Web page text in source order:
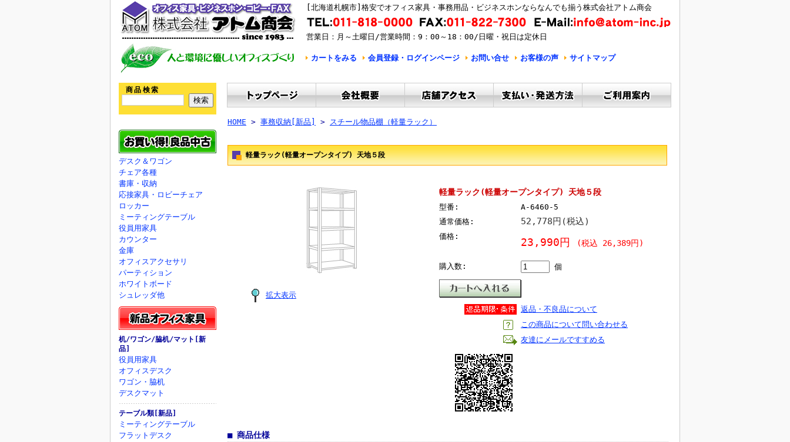
[北海道札幌市]格安でオフィス家具・事務用品・ビジネスホンならなんでも揃う株式会社アトム商会
営業日：月～土曜日/営業時間：9：00～18：00/日曜・祝日は定休日
カートをみる 会員登録・ログインページ お問い合せ お客様の声 サイトマップ
商品検索
デスク＆ワゴン
チェア各種
書庫・収納
応接家具・ロビーチェア
ロッカー
ミーティングテーブル
役員用家具
カウンター
金庫
オフィスアクセサリ
パーティション
ホワイトボード
シュレッダ他
机/ワゴン/脇机/マット[新
品]
役員用家具
オフィスデスク
ワゴン・脇机
デスクマット
テーブル類[新品]
ミーティングテーブル
フラットデスク
HOME > 事務収納[新品] > スチール物品棚（軽量ラック）
軽量ラック(軽量オープンタイプ) 天地５段
拡大表示
軽量ラック(軽量オープンタイプ) 天地５段
型番:
A-6460-5
通常価格:
52,778円(税込)
価格: 23,990円 (税込 26,389円)
購入数: 個
返品・不良品について
この商品について問い合わせる
友達にメールですすめる
■ 商品仕様